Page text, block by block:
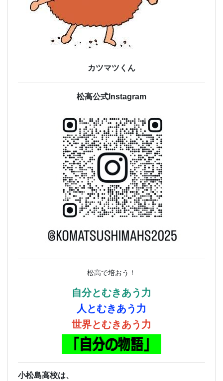
カツマツくん
松高公式Instagram
松高で培おう！
自分とむきあう力
人とむきあう力
世界とむきあう力
小松島高校は、